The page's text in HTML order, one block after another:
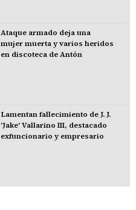
Ataque armado deja una
mujer muerta y varios heridos
en discoteca de Antón
Lamentan fallecimiento de J. J.
'Jake' Vallarino III, destacado
exfuncionario y empresario